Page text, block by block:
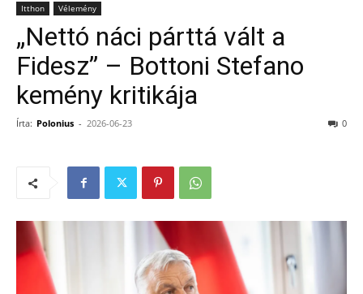
Itthon Vélemény
„Nettó náci párttá vált a
Fidesz” – Bottoni Stefano
kemény kritikája
Írta: Polonius - 2026-06-23 0